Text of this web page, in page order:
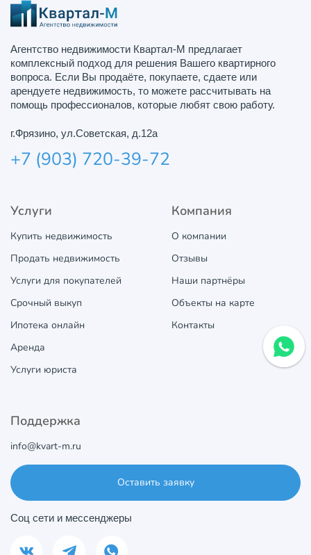
Агентство недвижимости Квартал-М предлагает
комплексный подход для решения Вашего квартирного
вопроса. Если Вы продаёте, покупаете, сдаете или
арендуете недвижимость, то можете рассчитывать на
помощь профессионалов, которые любят свою работу.
г.Фрязино, ул.Советская, д.12а
+7 (903) 720-39-72
Услуги
Купить недвижимость
Продать недвижимость
Услуги для покупателей
Срочный выкуп
Ипотека онлайн
Аренда
Услуги юриста
Компания
О компании
Отзывы
Наши партнёры
Объекты на карте
Контакты
Поддержка
info@kvart-m.ru
Оставить заявку
Соц сети и мессенджеры